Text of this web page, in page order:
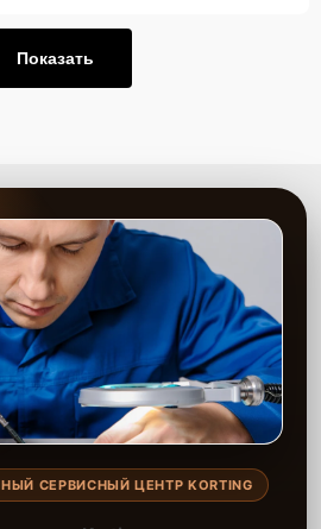
Показать
СЕРВИСНЫЙ ЦЕНТР KORTING